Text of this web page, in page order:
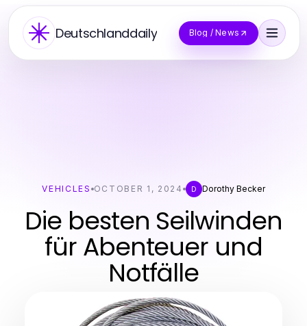
Deutschlanddaily Blog / News
VEHICLES OCTOBER 1, 2024 D Dorothy Becker
Die besten Seilwinden
für Abenteuer und
Notfälle